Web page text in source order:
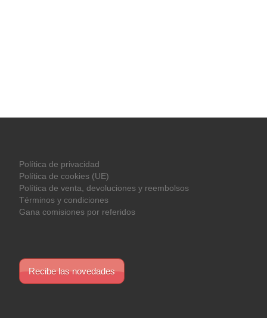
Política de privacidad
Política de cookies (UE)
Política de venta, devoluciones y reembolsos
Términos y condiciones
Gana comisiones por referidos
Recibe las novedades